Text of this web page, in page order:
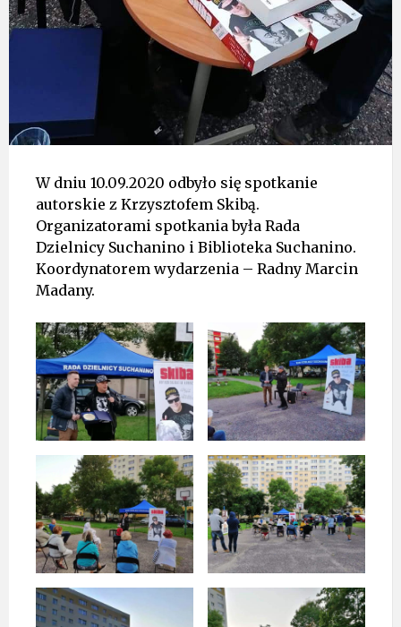
W dniu 10.09.2020 odbyło się spotkanie
autorskie z Krzysztofem Skibą.
Organizatorami spotkania była Rada
Dzielnicy Suchanino i Biblioteka Suchanino.
Koordynatorem wydarzenia – Radny Marcin
Madany.